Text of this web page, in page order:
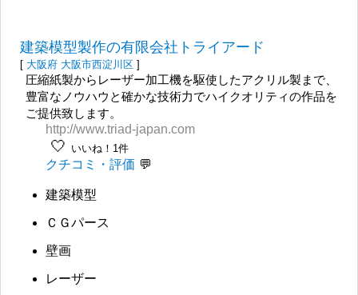
建築模型製作の有限会社トライアード
[ 大阪府 大阪市西淀川区 ]
圧縮紙製からレーザー加工機を駆使したアクリル製まで、
豊富なノウハウと確かな技術力でハイクオリティの作品を
ご提供致します。
http://www.triad-japan.com
🤍 いいね！1件
クチコミ・評価
建築模型
ＣＧパース
壁画
レーザー